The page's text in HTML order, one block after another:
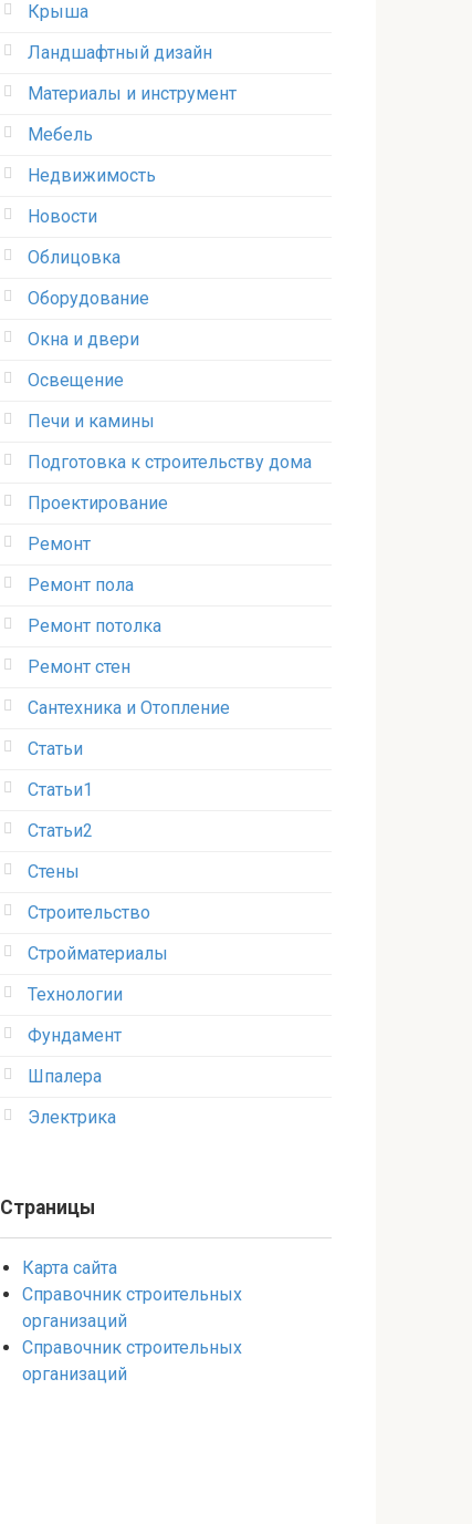
Крыша
Ландшафтный дизайн
Материалы и инструмент
Мебель
Недвижимость
Новости
Облицовка
Оборудование
Окна и двери
Освещение
Печи и камины
Подготовка к строительству дома
Проектирование
Ремонт
Ремонт пола
Ремонт потолка
Ремонт стен
Сантехника и Отопление
Статьи
Статьи1
Статьи2
Стены
Строительство
Стройматериалы
Технологии
Фундамент
Шпалера
Электрика
Страницы
Карта сайта
Справочник строительных
организаций
Справочник строительных
организаций